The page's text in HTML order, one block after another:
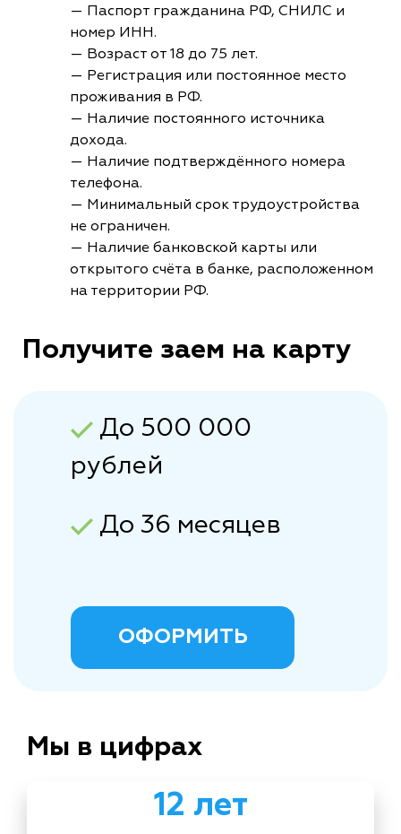
— Паспорт гражданина РФ, СНИЛС и
номер ИНН.
— Возраст от 18 до 75 лет.
— Регистрация или постоянное место
проживания в РФ.
— Наличие постоянного источника
дохода.
— Наличие подтверждённого номера
телефона.
— Минимальный срок трудоустройства
не ограничен.
— Наличие банковской карты или
открытого счёта в банке, расположенном
на территории РФ.
Получите заем на карту
До 500 000
рублей
До 36 месяцев
ОФОРМИТЬ
Мы в цифрах
12 лет